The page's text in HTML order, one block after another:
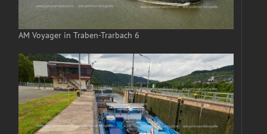
AM Voyager in Traben-Trarbach 6